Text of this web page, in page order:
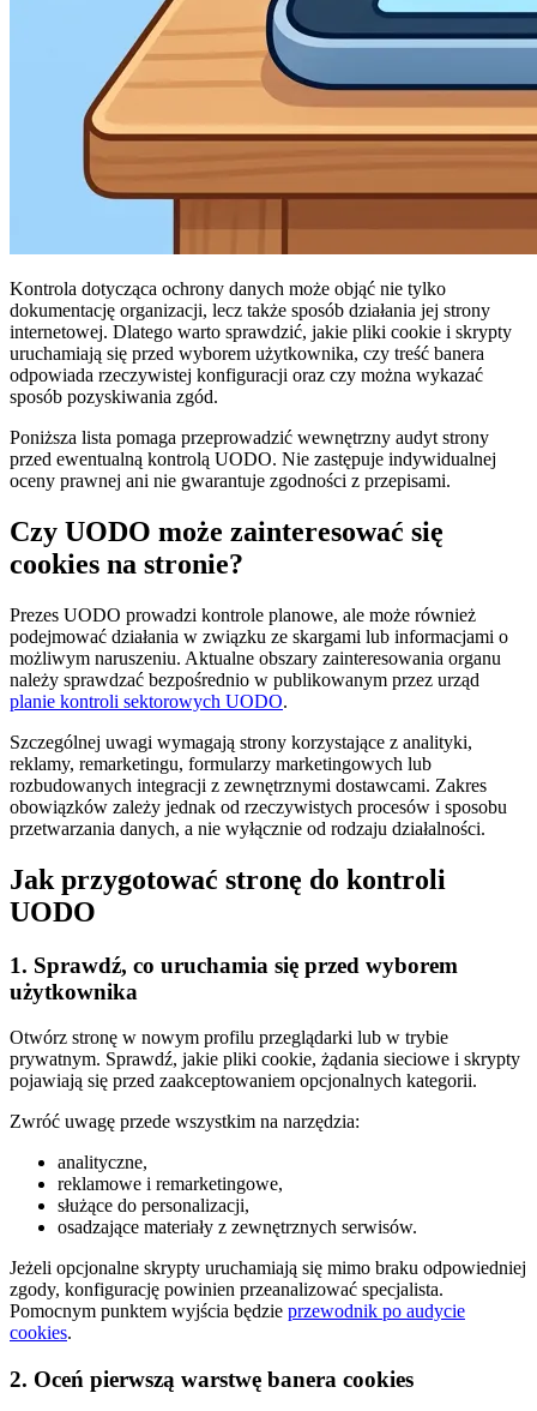
Kontrola dotycząca ochrony danych może objąć nie tylko
dokumentację organizacji, lecz także sposób działania jej strony
internetowej. Dlatego warto sprawdzić, jakie pliki cookie i skrypty
uruchamiają się przed wyborem użytkownika, czy treść banera
odpowiada rzeczywistej konfiguracji oraz czy można wykazać
sposób pozyskiwania zgód.
Poniższa lista pomaga przeprowadzić wewnętrzny audyt strony
przed ewentualną kontrolą UODO. Nie zastępuje indywidualnej
oceny prawnej ani nie gwarantuje zgodności z przepisami.
Czy UODO może zainteresować się
cookies na stronie?
Prezes UODO prowadzi kontrole planowe, ale może również
podejmować działania w związku ze skargami lub informacjami o
możliwym naruszeniu. Aktualne obszary zainteresowania organu
należy sprawdzać bezpośrednio w publikowanym przez urząd
planie kontroli sektorowych UODO.
Szczególnej uwagi wymagają strony korzystające z analityki,
reklamy, remarketingu, formularzy marketingowych lub
rozbudowanych integracji z zewnętrznymi dostawcami. Zakres
obowiązków zależy jednak od rzeczywistych procesów i sposobu
przetwarzania danych, a nie wyłącznie od rodzaju działalności.
Jak przygotować stronę do kontroli
UODO
1. Sprawdź, co uruchamia się przed wyborem
użytkownika
Otwórz stronę w nowym profilu przeglądarki lub w trybie
prywatnym. Sprawdź, jakie pliki cookie, żądania sieciowe i skrypty
pojawiają się przed zaakceptowaniem opcjonalnych kategorii.
Zwróć uwagę przede wszystkim na narzędzia:
analityczne,
reklamowe i remarketingowe,
służące do personalizacji,
osadzające materiały z zewnętrznych serwisów.
Jeżeli opcjonalne skrypty uruchamiają się mimo braku odpowiedniej
zgody, konfigurację powinien przeanalizować specjalista.
Pomocnym punktem wyjścia będzie przewodnik po audycie
cookies.
2. Oceń pierwszą warstwę banera cookies